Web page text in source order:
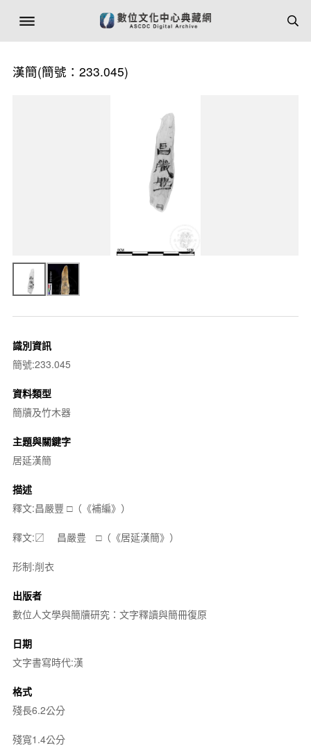
漢簡(簡號：233.045)
識別資訊
簡號:233.045
資料類型
簡牘及竹木器
主題與關鍵字
居延漢簡
描述
釋文:昌嚴豐 □（《補編》）
釋文:〼 昌嚴豊 □（《居延漢簡》）
形制:削衣
出版者
數位人文學與簡牘研究：文字釋讀與簡冊復原
日期
文字書寫時代:漢
格式
殘長6.2公分
殘寬1.4公分